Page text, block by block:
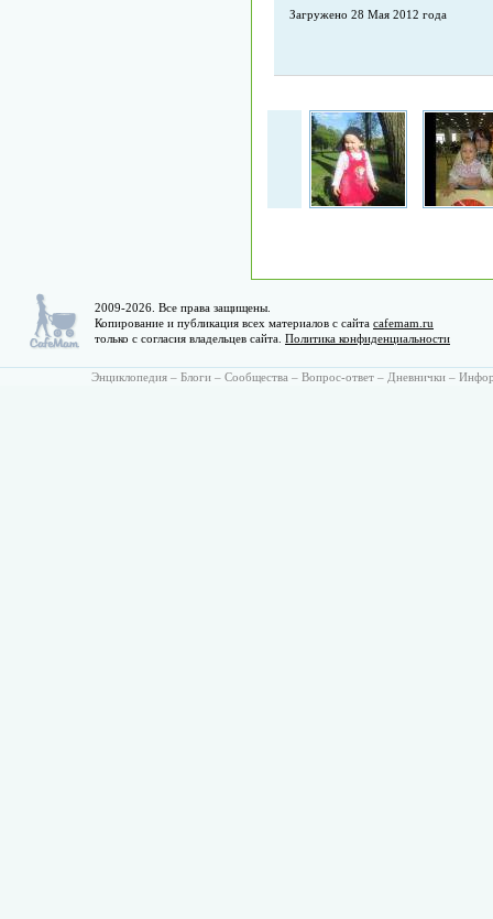
Загружено 28 Мая 2012 года
2009-2026. Все права защищены.
Копирование и публикация всех материалов с сайта cafemam.ru
только с согласия владельцев сайта. Политика конфиденциальности
Энциклопедия – Блоги – Сообщества – Вопрос-ответ – Дневнички –